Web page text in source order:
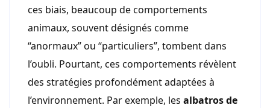
ces biais, beaucoup de comportements
animaux, souvent désignés comme
“anormaux” ou “particuliers”, tombent dans
l’oubli. Pourtant, ces comportements révèlent
des stratégies profondément adaptées à
l’environnement. Par exemple, les albatros de